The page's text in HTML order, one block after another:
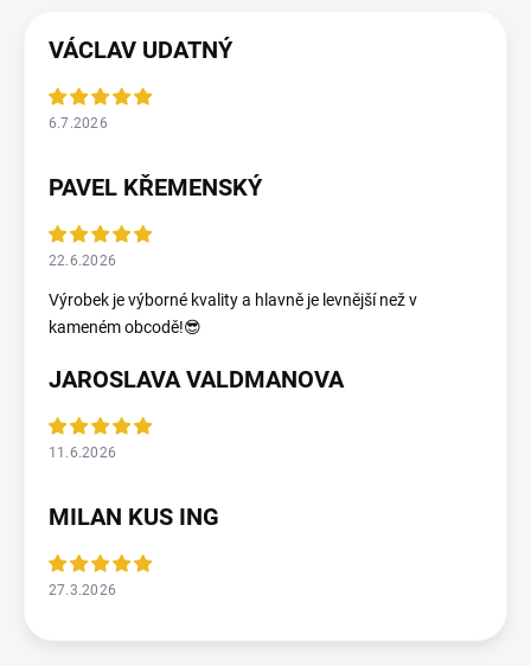
VÁCLAV UDATNÝ
6.7.2026
PAVEL KŘEMENSKÝ
22.6.2026
Výrobek je výborné kvality a hlavně je levnější než v
kameném obcodě!😎
JAROSLAVA VALDMANOVA
11.6.2026
MILAN KUS ING
27.3.2026